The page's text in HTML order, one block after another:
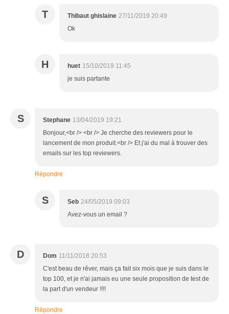
T Thibaut ghislaine 27/11/2019 20:49
Ok
H huet 15/10/2019 11:45
je suis partante
S Stephane 13/04/2019 19:21
Bonjour,<br /> <br /> Je cherche des reviewers pour le
lancement de mon produit.<br /> Et j'ai du mal à trouver des
emails sur les top reviewers.
Répondre
S Seb 24/05/2019 09:03
Avez-vous un email ?
D Dom 11/11/2018 20:53
C'est beau de rêver, mais ça fait six mois que je suis dans le
top 100, et je n'ai jamais eu une seule proposition de test de
la part d'un vendeur !!!!
Répondre